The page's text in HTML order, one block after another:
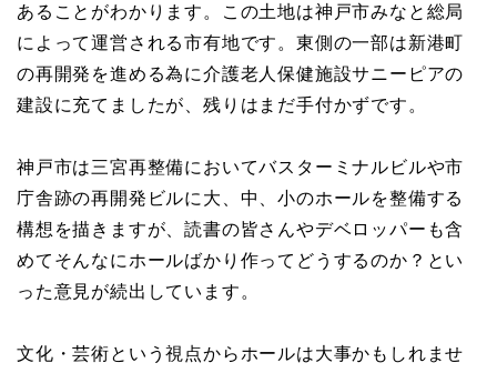
あることがわかります。この土地は神戸市みなと総局
によって運営される市有地です。東側の一部は新港町
の再開発を進める為に介護老人保健施設サニーピアの
建設に充てましたが、残りはまだ手付かずです。
神戸市は三宮再整備においてバスターミナルビルや市
庁舎跡の再開発ビルに大、中、小のホールを整備する
構想を描きますが、読書の皆さんやデベロッパーも含
めてそんなにホールばかり作ってどうするのか？とい
った意見が続出しています。
文化・芸術という視点からホールは大事かもしれませ